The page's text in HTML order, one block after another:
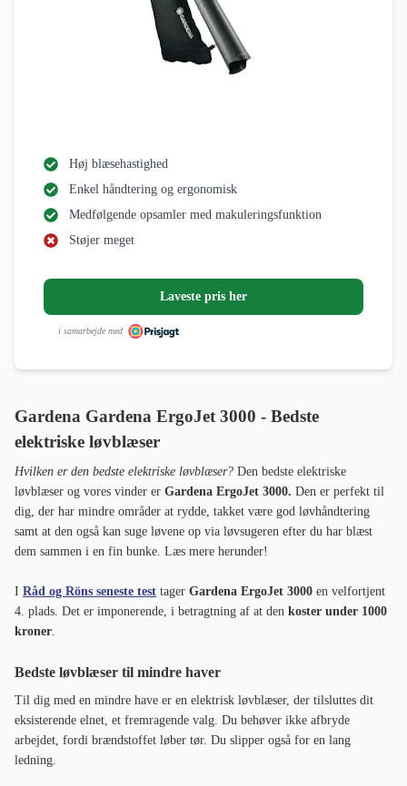
Høj blæsehastighed
Enkel håndtering og ergonomisk
Medfølgende opsamler med makuleringsfunktion
Støjer meget
Laveste pris her
i samarbejde med
Gardena Gardena ErgoJet 3000 - Bedste
elektriske løvblæser
Hvilken er den bedste elektriske løvblæser? Den bedste elektriske
løvblæser og vores vinder er Gardena ErgoJet 3000. Den er perfekt til
dig, der har mindre områder at rydde, takket være god løvhåndtering
samt at den også kan suge løvene op via løvsugeren efter du har blæst
dem sammen i en fin bunke. Læs mere herunder!
I Råd og Röns seneste test tager Gardena ErgoJet 3000 en velfortjent
4. plads. Det er imponerende, i betragtning af at den koster under 1000
kroner.
Bedste løvblæser til mindre haver
Til dig med en mindre have er en elektrisk løvblæser, der tilsluttes dit
eksisterende elnet, et fremragende valg. Du behøver ikke afbryde
arbejdet, fordi brændstoffet løber tør. Du slipper også for en lang
ledning.